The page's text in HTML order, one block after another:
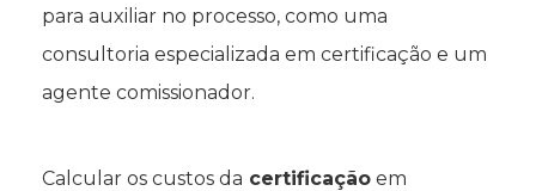
para auxiliar no processo, como uma
consultoria especializada em certificação e um
agente comissionador.
Calcular os custos da certificação em